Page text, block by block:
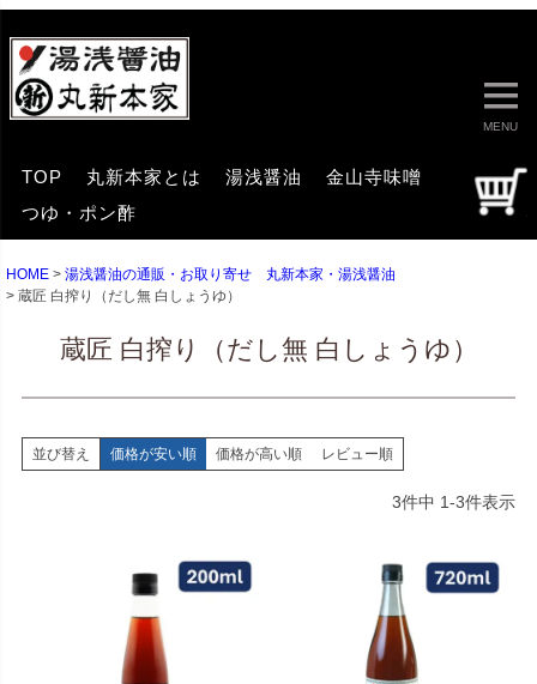
MENU
TOP 丸新本家とは 湯浅醤油
金山寺味噌
つゆ・ポン酢
HOME
湯浅醤油の通販・お取り寄せ 丸新本家・湯浅醤油
蔵匠 白搾り（だし無 白しょうゆ）
蔵匠 白搾り（だし無 白しょうゆ）
並び替え 価格が安い順 価格が高い順 レビュー順
3件中 1-3件表示